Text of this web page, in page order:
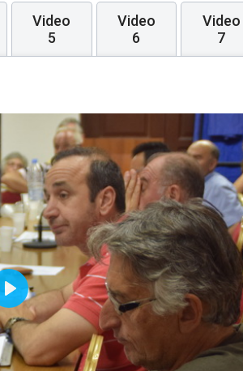
Video
5
Video
6
Video
7